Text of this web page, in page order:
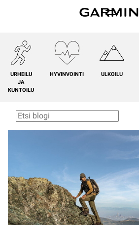
URHEILU
JA
KUNTOILU
HYVINVOINTI ULKOILU